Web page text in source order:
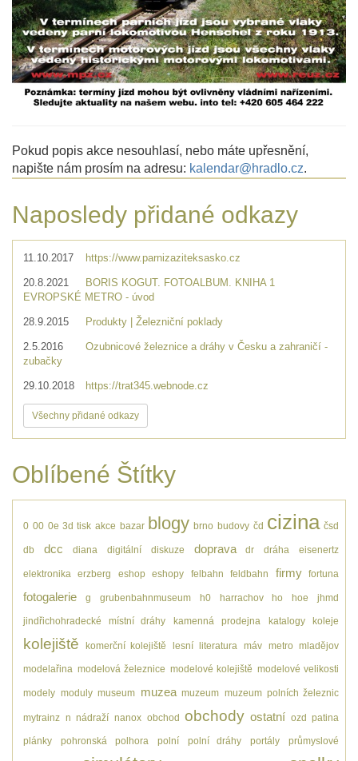
Pokud popis akce nesouhlasí, nebo máte upřesnění,
napište nám prosím na adresu: kalendar@hradlo.cz.
Naposledy přidané odkazy
11.10.2017 https://www.parnizaziteksasko.cz
20.8.2021
BORIS KOGUT. FOTOALBUM. KNIHA 1
EVROPSKÉ METRO - úvod
28.9.2015 Produkty | Železniční poklady
2.5.2016
Ozubnicové železnice a dráhy v Česku a zahraničí -
zubačky
29.10.2018 https://trat345.webnode.cz
Všechny přidané odkazy
Oblíbené Štítky
0 00 0e 3d tisk akce bazar blogy brno budovy čd cizina čsd
db dcc diana digitální diskuze doprava dr dráha eisenertz
elektronika erzberg eshop eshopy felbahn feldbahn firmy fortuna
fotogalerie g grubenbahnmuseum h0 harrachov ho hoe jhmd
jindřichohradecké místní dráhy kamenná prodejna katalogy koleje
kolejiště komerční kolejiště lesní literatura máv metro mladějov
modelařina modelová železnice modelové kolejiště modelové velikosti
modely moduly museum muzea muzeum muzeum polních železnic
mytrainz n nádraží nanox obchod obchody ostatní ozd patina
plánky pohronská polhora polní polní dráhy portály průmyslové